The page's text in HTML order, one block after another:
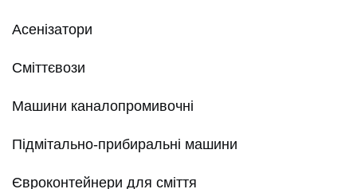
Асенізатори
Сміттєвози
Машини каналопромивочні
Підмітально-прибиральні машини
Євроконтейнери для сміття